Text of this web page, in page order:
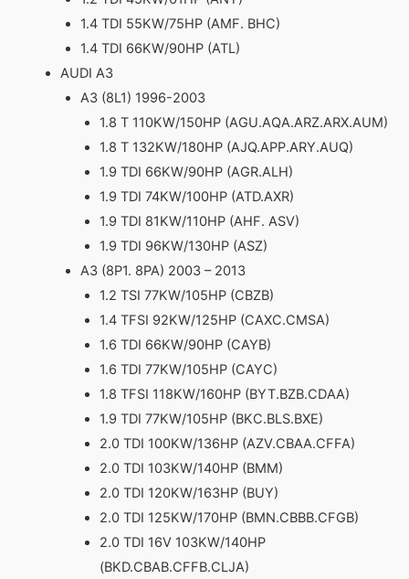
1.4 TDI 55KW/75HP (AMF. BHC)
1.4 TDI 66KW/90HP (ATL)
AUDI A3
A3 (8L1) 1996-2003
1.8 T 110KW/150HP (AGU.AQA.ARZ.ARX.AUM)
1.8 T 132KW/180HP (AJQ.APP.ARY.AUQ)
1.9 TDI 66KW/90HP (AGR.ALH)
1.9 TDI 74KW/100HP (ATD.AXR)
1.9 TDI 81KW/110HP (AHF. ASV)
1.9 TDI 96KW/130HP (ASZ)
A3 (8P1. 8PA) 2003 – 2013
1.2 TSI 77KW/105HP (CBZB)
1.4 TFSI 92KW/125HP (CAXC.CMSA)
1.6 TDI 66KW/90HP (CAYB)
1.6 TDI 77KW/105HP (CAYC)
1.8 TFSI 118KW/160HP (BYT.BZB.CDAA)
1.9 TDI 77KW/105HP (BKC.BLS.BXE)
2.0 TDI 100KW/136HP (AZV.CBAA.CFFA)
2.0 TDI 103KW/140HP (BMM)
2.0 TDI 120KW/163HP (BUY)
2.0 TDI 125KW/170HP (BMN.CBBB.CFGB)
2.0 TDI 16V 103KW/140HP
(BKD.CBAB.CFFB.CLJA)